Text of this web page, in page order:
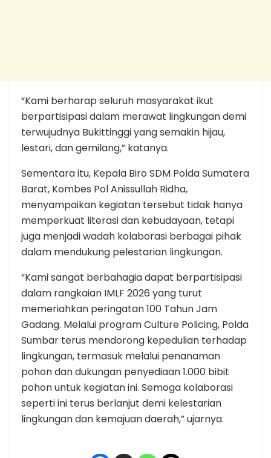
“Kami berharap seluruh masyarakat ikut
berpartisipasi dalam merawat lingkungan demi
terwujudnya Bukittinggi yang semakin hijau,
lestari, dan gemilang,” katanya.
Sementara itu, Kepala Biro SDM Polda Sumatera
Barat, Kombes Pol Anissullah Ridha,
menyampaikan kegiatan tersebut tidak hanya
memperkuat literasi dan kebudayaan, tetapi
juga menjadi wadah kolaborasi berbagai pihak
dalam mendukung pelestarian lingkungan.
“Kami sangat berbahagia dapat berpartisipasi
dalam rangkaian IMLF 2026 yang turut
memeriahkan peringatan 100 Tahun Jam
Gadang. Melalui program Culture Policing, Polda
Sumbar terus mendorong kepedulian terhadap
lingkungan, termasuk melalui penanaman
pohon dan dukungan penyediaan 1.000 bibit
pohon untuk kegiatan ini. Semoga kolaborasi
seperti ini terus berlanjut demi kelestarian
lingkungan dan kemajuan daerah,” ujarnya.